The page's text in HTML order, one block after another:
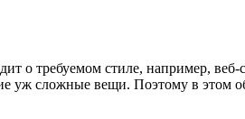
о требуемом стиле, например,
уж сложные вещи. Поэтому в этом